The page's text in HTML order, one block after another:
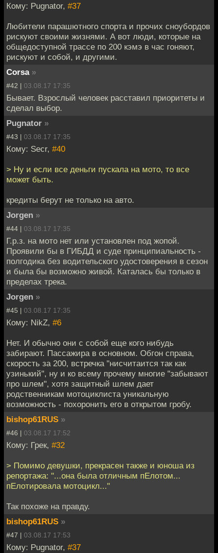
Кому: Pugnator, #37
Любители парашютного спорта и прочих сноубордов
рискуют своими жизнями. А вот люди, которые на
общедоступной трассе по 200 кэмэ в час гоняют,
рискуют и собой, и другими.
Corsa »
#42 | 03.08.17 17:35
Бывает. Взрослый человек расставил приоритеты и
сделал выбор.
Pugnator »
#43 | 03.08.17 17:35
Кому: Secr, #40
> Ну и если все деньги пускала на мото, то все
может быть.
кредиты берут не только на авто.
Jorgen »
#44 | 03.08.17 17:35
Г.р.з. на мото нет или установлен под жопой.
Проявили бы в ГИБДД и суде принципиальность -
полгодика без водительского удостоверения в сезон
и была бы возможно живой. Каталась бы только в
пределах трека.
Jorgen »
#45 | 03.08.17 17:35
Кому: NikZ, #6
Нет. И обычно они с собой еще кого нибудь
забирают. Пассажира в основном. Обгон справа,
скорость за 200, встречка "нисчитаится так как
узинький", ну и ко всему прочему многие "забывают
про шлем", хотя защитный шлем дает
родственникам мотоциклиста уникальную
возможность - похоронить его в открытом гробу.
bishop61RUS »
#46 | 03.08.17 17:52
Кому: Грек, #32
> Помимо девушки, прекрасен также и юноша из
репортажа: "...она была отличным пЕлотом...
пЕлотировала мотоцикл..."
Так похоже на правду.
bishop61RUS »
#47 | 03.08.17 17:53
Кому: Pugnator, #37